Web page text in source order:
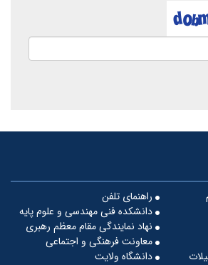
راهنمای تلفن
دانشکده فنی مهندسی و علوم پایه
نهاد نمایندگی مقام معظم رهبری
معاونت فرهنگی و اجتماعی
دانشگاه ولایت